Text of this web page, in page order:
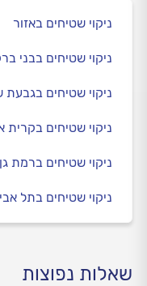
ניקוי שטיחים באזור
ניקוי שטיחים בבני
ניקוי שטיחים בגבעת
ניקוי שטיחים בקרית
ניקוי שטיחים ברמת גן
ניקוי שטיחים בתל
שאלות נפוצות